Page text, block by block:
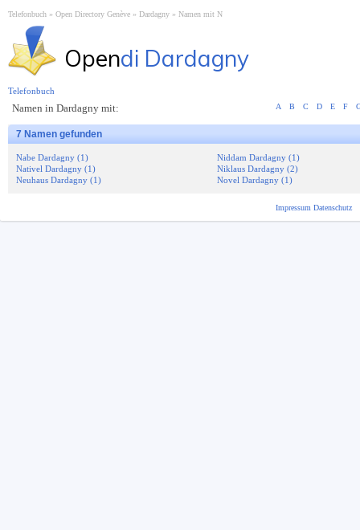
Telefonbuch Open Directory Genève Dardagny Namen mit N
Opendi Dardagny
Namen in Dardagny mit: A B C D E F
7 Namen gefunden
Nabe Dardagny (1)
Nativel Dardagny (1)
Neuhaus Dardagny (1)
Niddam Dardagny (1)
Niklaus Dardagny (2)
Novel Dardagny (1)
Telefonbuch
Impressum Datenschutz